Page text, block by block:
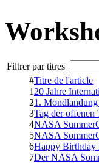
Filtrer par titres
#Titre de l'article
1 20 Jahre
21.
3Tag der offenen
4NASA
5NASA
6Happy Birthday
7Der NASA